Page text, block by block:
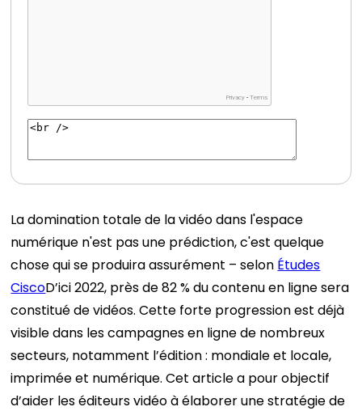
La domination totale de la vidéo dans l'espace
numérique n'est pas une prédiction, c'est quelque
chose qui se produira assurément – ​​selon Études
CiscoD’ici 2022, près de 82 % du contenu en ligne sera
constitué de vidéos. Cette forte progression est déjà
visible dans les campagnes en ligne de nombreux
secteurs, notamment l’édition : mondiale et locale,
imprimée et numérique. Cet article a pour objectif
d’aider les éditeurs vidéo à élaborer une stratégie de